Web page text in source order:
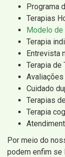
Programa
Terapias
Modelo de
Terapia
Entrevista
Terapia de
Cuidado
Terapias
Terapia
Por meio do
podem enfim se